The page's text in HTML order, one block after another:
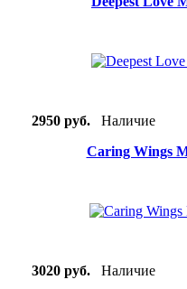
2950 руб. Наличие
Caring Wings
3020 руб. Наличие